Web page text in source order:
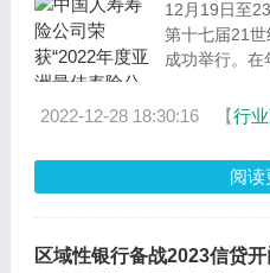
12月19日至
第十七届21
成功举行。在
2022-12-28 18:30:16 【行
阅读
区域性银行备战2023信贷